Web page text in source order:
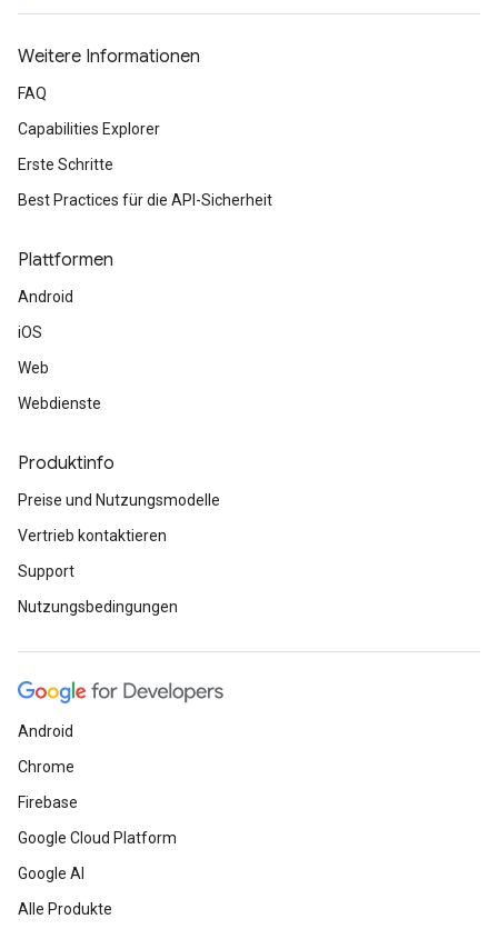
Weitere Informationen
FAQ
Capabilities Explorer
Erste Schritte
Best Practices für die API-Sicherheit
Plattformen
Android
iOS
Web
Webdienste
Produktinfo
Preise und Nutzungsmodelle
Vertrieb kontaktieren
Support
Nutzungsbedingungen
Android
Chrome
Firebase
Google Cloud Platform
Google AI
Alle Produkte